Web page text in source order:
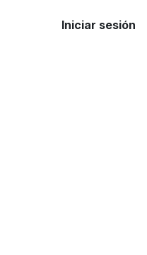
Iniciar sesión